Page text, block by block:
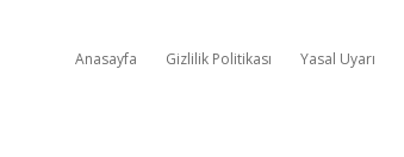
Anasayfa Gizlilik Politikası Yasal Uyarı